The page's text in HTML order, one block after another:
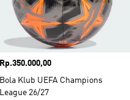
Harga
Rp.350.000,00
Bola Klub UEFA Champions
League 26/27